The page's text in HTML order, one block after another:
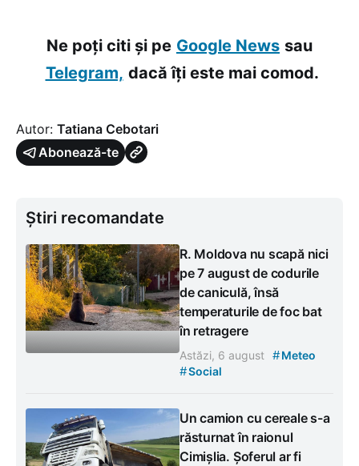
Ne poți citi și pe Google News sau
Telegram, dacă îți este mai comod.
Autor: Tatiana Cebotari
Abonează-te
Știri recomandate
R. Moldova nu scapă nici
pe 7 august de codurile
de caniculă, însă
temperaturile de foc bat
în retragere
Astăzi, 6 august #Meteo
#Social
Un camion cu cereale s-a
răsturnat în raionul
Cimișlia. Șoferul ar fi